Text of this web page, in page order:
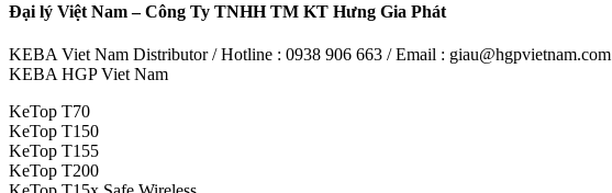
Đại lý Việt Nam – Công Ty TNHH TM KT Hưng Gia Phát
KEBA Viet Nam Distributor / Hotline : 0938 906 663 / Email : giau@hgpvietnam.com
KEBA HGP Viet Nam
KeTop T70
KeTop T150
KeTop T155
KeTop T200